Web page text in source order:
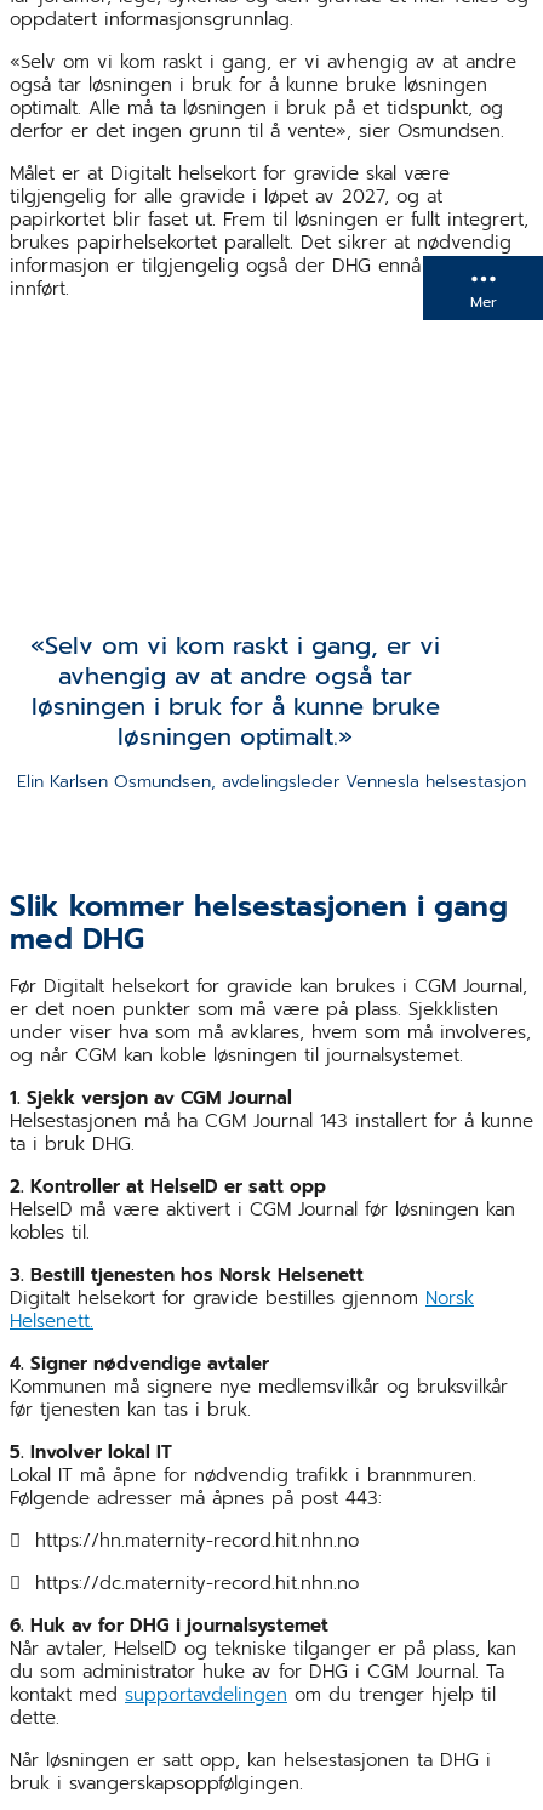
Mer
oppdatert informasjonsgrunnlag.
«Selv om vi kom raskt i gang, er vi avhengig av at andre
også tar løsningen i bruk for å kunne bruke løsningen
optimalt. Alle må ta løsningen i bruk på et tidspunkt, og
derfor er det ingen grunn til å vente», sier Osmundsen.
Målet er at Digitalt helsekort for gravide skal være
tilgjengelig for alle gravide i løpet av 2027, og at
papirkortet blir faset ut. Frem til løsningen er fullt integrert,
brukes papirhelsekortet parallelt. Det sikrer at nødvendig
informasjon er tilgjengelig også der DHG ennå ikke er
innført.
Nordvoll og Elin
Osmundsen fra
Vennesla
Helsestasjon
Selv om vi kom raskt i gang, er vi
avhengig av at andre også tar
løsningen i bruk for å kunne bruke
løsningen optimalt.
Elin Karlsen Osmundsen, avdelingsleder Vennesla helsestasjon
Slik kommer helsestasjonen i gang
med DHG
Før Digitalt helsekort for gravide kan brukes i CGM Journal,
er det noen punkter som må være på plass. Sjekklisten
under viser hva som må avklares, hvem som må involveres,
og når CGM kan koble løsningen til journalsystemet.
1. Sjekk versjon av CGM Journal
Helsestasjonen må ha CGM Journal 143 installert for å kunne
ta i bruk DHG.
2. Kontroller at HelseID er satt opp
HelseID må være aktivert i CGM Journal før løsningen kan
kobles til.
3. Bestill tjenesten hos Norsk Helsenett
Digitalt helsekort for gravide bestilles gjennom Norsk
Helsenett.
4. Signer nødvendige avtaler
Kommunen må signere nye medlemsvilkår og bruksvilkår
før tjenesten kan tas i bruk.
5. Involver lokal IT
Lokal IT må åpne for nødvendig trafikk i brannmuren.
Følgende adresser må åpnes på post 443:
 https://hn.maternity-record.hit.nhn.no
 https://dc.maternity-record.hit.nhn.no
6. Huk av for DHG i journalsystemet
Når avtaler, HelseID og tekniske tilganger er på plass, kan
du som administrator huke av for DHG i CGM Journal. Ta
kontakt med supportavdelingen om du trenger hjelp til
dette.
Når løsningen er satt opp, kan helsestasjonen ta DHG i
bruk i svangerskapsoppfølgingen.